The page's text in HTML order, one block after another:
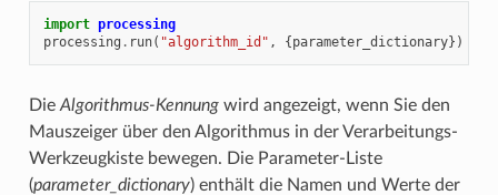
import processing
processing . run( "algorithm_id" , {parameter_dictionary})
Die Algorithmus-Kennungwird angezeigt, wenn Sie den
Mauszeiger über den Algorithmus in der Verarbeitungs-
Werkzeugkiste bewegen. Die Parameter-Liste
(parameter_dictionary) enthält die Namen und Werte der